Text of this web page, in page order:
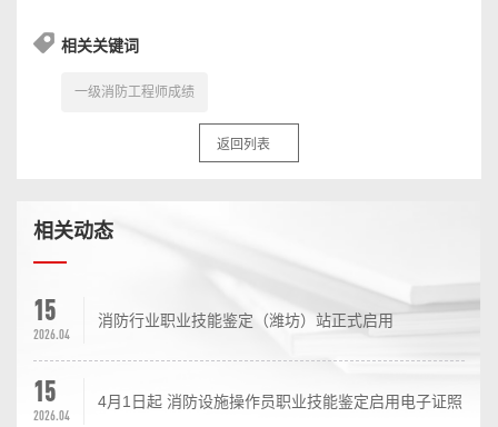
相关关键词
一级消防工程师成绩
返回列表
相关动态
15
2026.04
消防行业职业技能鉴定（潍坊）站正式启用
15
2026.04
4月1日起 消防设施操作员职业技能鉴定启用电子证照